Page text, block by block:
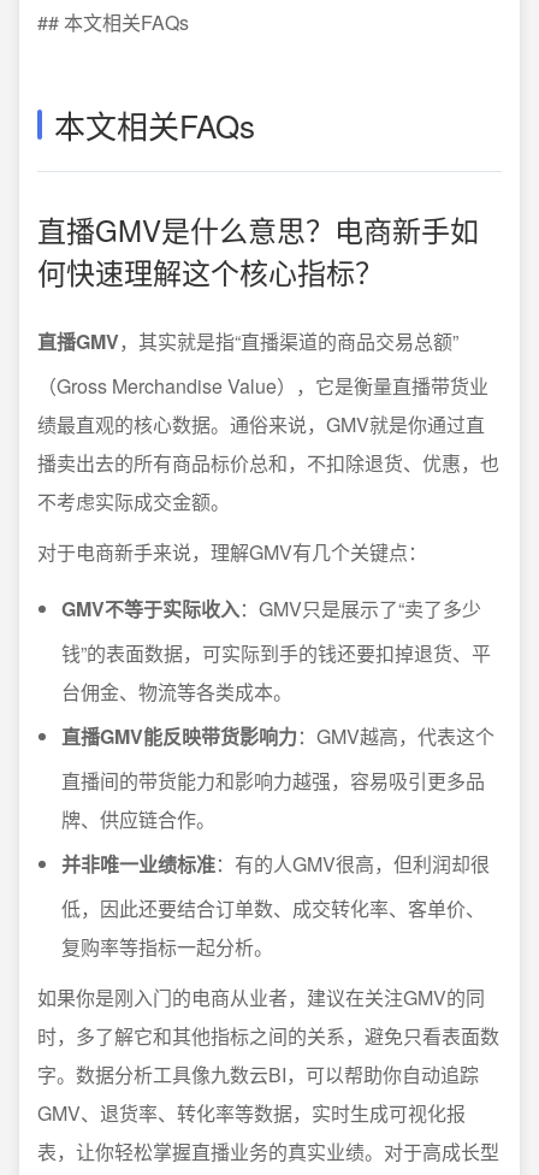
## 本文相关FAQs
本文相关FAQs
直播GMV是什么意思？电商新手如
何快速理解这个核心指标？
直播GMV，其实就是指“直播渠道的商品交易总额”
（Gross Merchandise Value），它是衡量直播带货业
绩最直观的核心数据。通俗来说，GMV就是你通过直
播卖出去的所有商品标价总和，不扣除退货、优惠，也
不考虑实际成交金额。
对于电商新手来说，理解GMV有几个关键点：
GMV不等于实际收入：GMV只是展示了“卖了多少
钱”的表面数据，可实际到手的钱还要扣掉退货、平
台佣金、物流等各类成本。
直播GMV能反映带货影响力：GMV越高，代表这个
直播间的带货能力和影响力越强，容易吸引更多品
牌、供应链合作。
并非唯一业绩标准：有的人GMV很高，但利润却很
低，因此还要结合订单数、成交转化率、客单价、
复购率等指标一起分析。
如果你是刚入门的电商从业者，建议在关注GMV的同
时，多了解它和其他指标之间的关系，避免只看表面数
字。数据分析工具像九数云BI，可以帮助你自动追踪
GMV、退货率、转化率等数据，实时生成可视化报
表，让你轻松掌握直播业务的真实业绩。对于高成长型